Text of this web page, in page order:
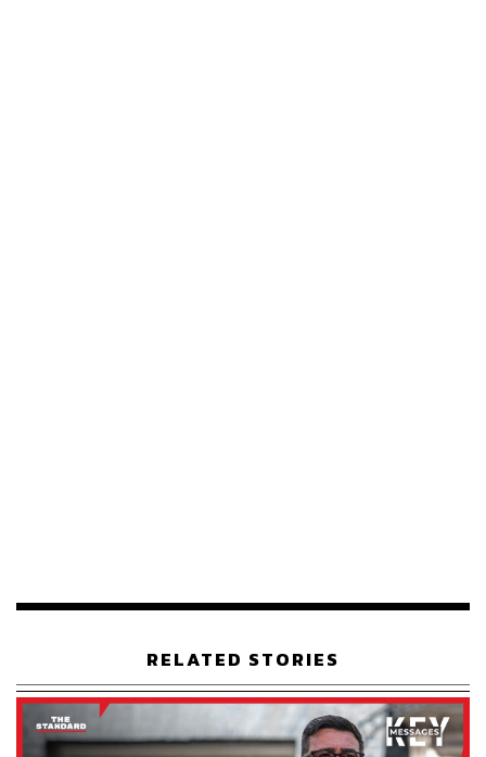
ออนไลน์มากขึ้น เช่น การเพิ่มช่องทางสื่อสารออนไลน์แบ
หน้าร้านโดยเฉพาะ เพื่อทำหน้าที่คล้าย Personal Shopper
ซึ่งจะเน้นการสื่อสารเชิงลึกขึ้น คือมีทั้งเสียงและภาพ
นอกจากนี้ยังอยู่ระหว่างศึกษาการให้บริการด้านการขายถึงที่
บ้าน แต่ต้องรอข้อสรุปหลายอย่าง
RELATED STORIES